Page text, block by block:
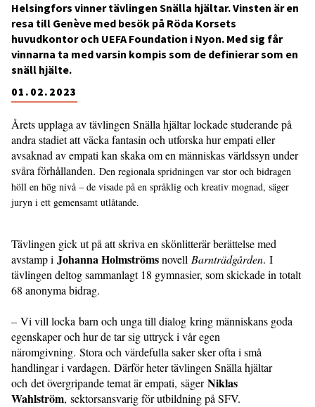
01.02.2023
Helsingfors vinner tävlingen Snälla hjältar. Vinsten är en
resa till Genève med besök på Röda Korsets
huvudkontor och UEFA Foundation i Nyon. Med sig får
vinnarna ta med varsin kompis som de definierar som en
snäll hjälte.
Årets upplaga av tävlingen Snälla hjältar lockade studerande på
andra stadiet att väcka fantasin och utforska hur empati eller
avsaknad av empati kan skaka om en människas världssyn under
svåra förhållanden. Den regionala spridningen var stor och bidragen
höll en hög nivå­ – de visade på en språklig och kreativ mognad, säger
juryn i ett gemensamt utlåtande.
Tävlingen gick ut på att skriva en skönlitterär berättelse med
avstamp i Johanna Holmströmsnovell Barnträdgården. I
tävlingen deltog sammanlagt 18 gymnasier, som skickade in totalt
68 anonyma bidrag.
– Vi vill locka barn och unga till dialog kring människans goda
egenskaper och hur de tar sig uttryck i vår egen
näromgivning. Stora och värdefulla saker sker ofta i små
handlingar i vardagen. Därför heter tävlingen Snälla hjältar
och det övergripande temat är empati, sägerNiklas
Wahlström, sektorsansvarig för utbildning på SFV.